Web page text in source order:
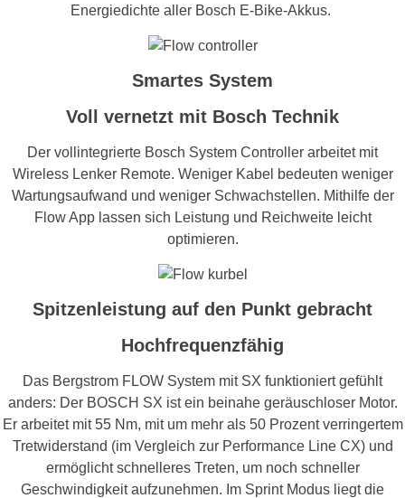
Energiedichte aller Bosch E-Bike-Akkus.
Smartes System
Voll vernetzt mit Bosch Technik
Der vollintegrierte Bosch System Controller arbeitet mit
Wireless Lenker Remote. Weniger Kabel bedeuten weniger
Wartungsaufwand und weniger Schwachstellen. Mithilfe der
Flow App lassen sich Leistung und Reichweite leicht
optimieren.
Spitzenleistung auf den Punkt gebracht
Hochfrequenzfähig
Das Bergstrom FLOW System mit SX funktioniert gefühlt
anders: Der BOSCH SX ist ein beinahe geräuschloser Motor.
Er arbeitet mit 55 Nm, mit um mehr als 50 Prozent verringertem
Tretwiderstand (im Vergleich zur Performance Line CX) und
ermöglicht schnelleres Treten, um noch schneller
Geschwindigkeit aufzunehmen. Im Sprint Modus liegt die